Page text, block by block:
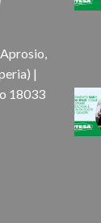
|
18033